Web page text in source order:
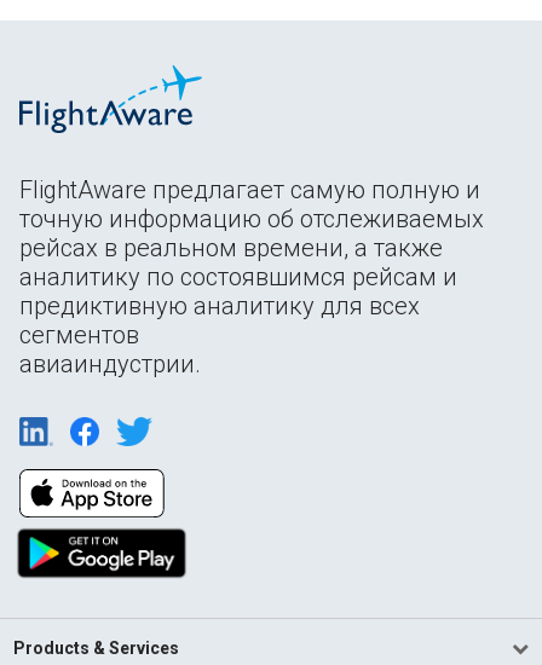
FlightAware предлагает самую полную и
точную информацию об отслеживаемых
рейсах в реальном времени, а также
аналитику по состоявшимся рейсам и
предиктивную аналитику для всех
сегментов
авиаиндустрии.
Products & Services